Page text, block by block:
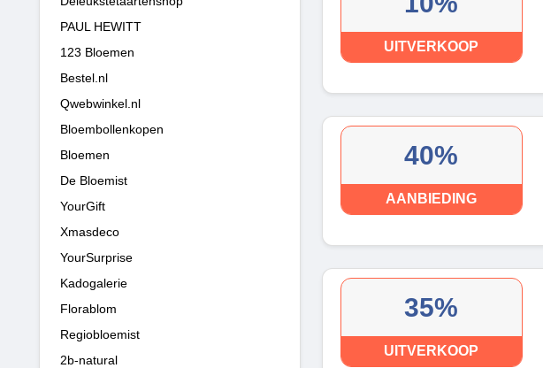
PAUL HEWITT
123 Bloemen
Bestel.nl
Qwebwinkel.nl
Bloembollenkopen
Bloemen
De Bloemist
YourGift
Xmasdeco
YourSurprise
Kadogalerie
Florablom
Regiobloemist
2b-natural
UITVERKOOP
40%
AANBIEDING
35%
UITVERKOOP